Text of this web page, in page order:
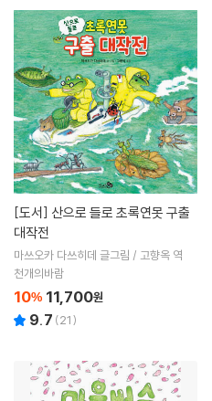
[도서]
대작전
마쓰오카 다쓰히데 글그림 / 고향옥 역
천개의바람
10% 11,700원
9.7 (21)